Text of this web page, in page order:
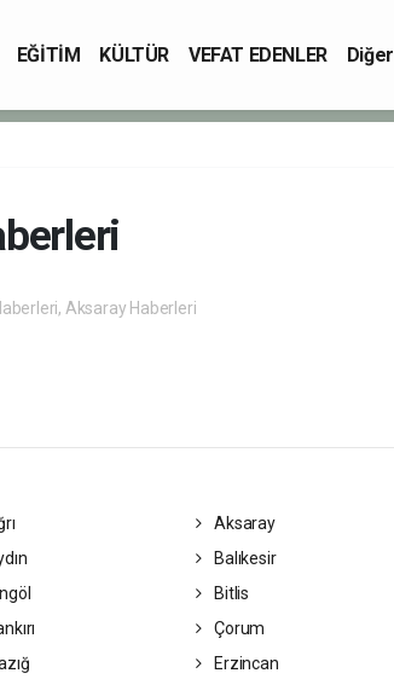
EĞİTİM KÜLTÜR VEFAT EDENLER Diğer
Aksaray Haberleri
Aksaray
Balıkesir
Bitlis
Çorum
Erzincan